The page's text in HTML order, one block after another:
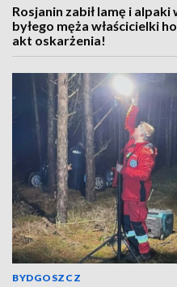
Rosjanin zabił lamę i
byłego męża właścicielki
akt oskarżenia!
BYDGOSZCZ